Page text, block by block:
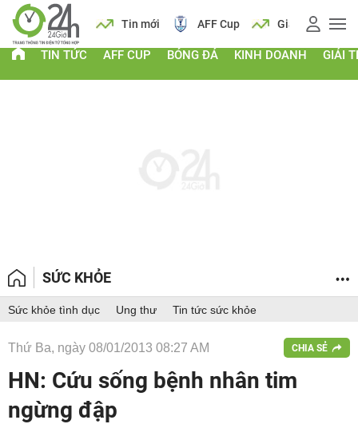
Lịch Tin mới AFF Cup Giá vàng
TIN TỨC AFF CUP BÓNG ĐÁ KINH DOANH GIẢI
SỨC KHỎE
Sức khỏe tình dục Ung thư Tin tức sức khỏe
Thứ Ba, ngày 08/01/2013 08:27 AM CHIA SẺ
HN: Cứu sống bệnh nhân tim
ngừng đập